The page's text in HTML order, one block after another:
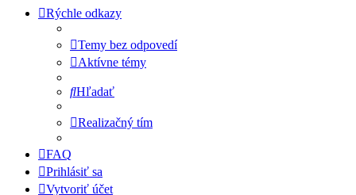
Rýchle odkazy
Temy bez odpovedí
Aktívne témy
Hľadať
Realizačný tím
FAQ
Prihlásiť sa
Vytvoriť účet